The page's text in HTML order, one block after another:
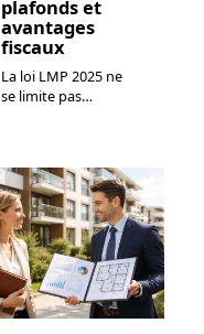
plafonds et
avantages
fiscaux
La loi LMP 2025 ne
se limite pas…